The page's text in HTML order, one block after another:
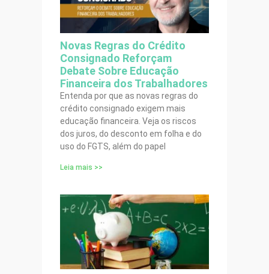
Novas Regras do Crédito
Consignado Reforçam
Debate Sobre Educação
Financeira dos Trabalhadores
Entenda por que as novas regras do
crédito consignado exigem mais
educação financeira. Veja os riscos
dos juros, do desconto em folha e do
uso do FGTS, além do papel
Leia mais >>